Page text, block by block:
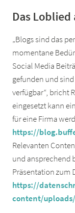
Das
„Blogs sind das
momentane
Social Media
gefunden und
verfügbar“, bricht
eingesetzt kann
für eine Firma
https://
Relevanten
und ansprechend
Präsentation zum
https://
content/